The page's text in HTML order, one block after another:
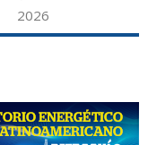
2026